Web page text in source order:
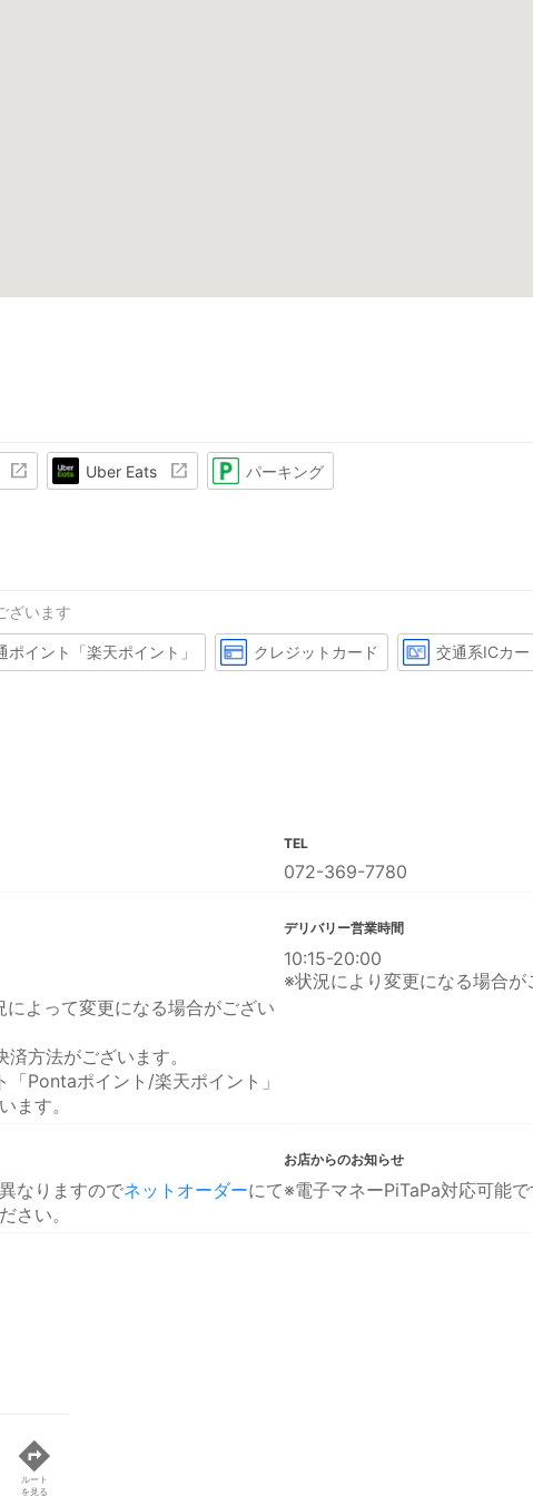
Uber Eats パーキング
ざいます
ポイント「楽天ポイント」 クレジットカード 交通系ICカー
TEL
072-369-7780
よって変更になる場合がござい
方法がございます。
Pontaポイント/楽天ポイント」
ます。
デリバリー営業時間
10:15-20:00
※状況により変更になる場合が
なりますのでネットオーダーにて
さい。
お店からのお知らせ
※電子マネーPiTaPa対応可能
ルート
を見る